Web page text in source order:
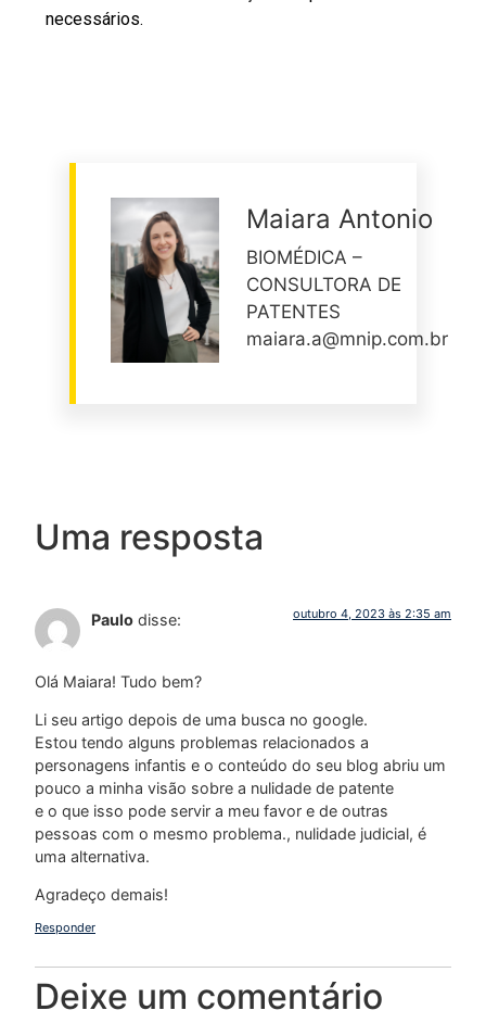
necessários.
Maiara Antonio
BIOMÉDICA –
CONSULTORA DE
PATENTES
maiara.a@mnip.com.br
Uma resposta
Paulo disse: outubro 4, 2023 às 2:35 am
Olá Maiara! Tudo bem?
Li seu artigo depois de uma busca no google.
Estou tendo alguns problemas relacionados a
personagens infantis e o conteúdo do seu blog abriu um
pouco a minha visão sobre a nulidade de patente
e o que isso pode servir a meu favor e de outras
pessoas com o mesmo problema., nulidade judicial, é
uma alternativa.
Agradeço demais!
Responder
Deixe um comentário